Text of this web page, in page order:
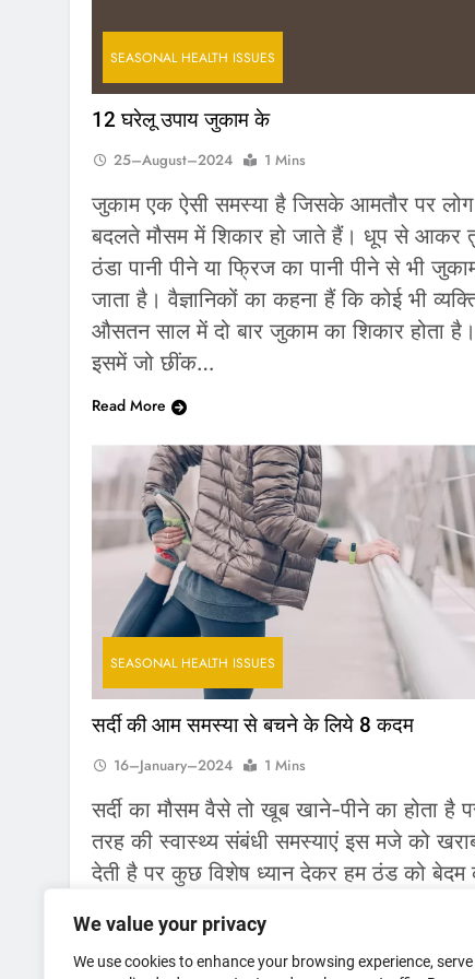
We value your privacy
We use cookies to enhance your browsing experience, serve
SEASONAL HEALTH ISSUES
12 घरेलू उपाय जुकाम के
25–August–2024 1 Mins
जुकाम एक ऐसी समस्या है जिसके आमतौर पर लोग
बदलते मौसम में शिकार हो जाते हैं। धूप से आकर
ठंडा पानी पीने या फ्रिज का पानी पीने से भी
जाता है। वैज्ञानिकों का कहना हैं कि कोई भी
औसतन साल में दो बार जुकाम का शिकार होता है।
इसमें जो छींक…
Read More
SEASONAL HEALTH ISSUES
सर्दी की आम समस्या से बचने के लिये 8 कदम
16–January–2024 1 Mins
सर्दी का मौसम वैसे तो खूब खाने-पीने का होता है
तरह की स्वास्थ्य संबंधी समस्याएं इस मजे को
देती है पर कुछ विशेष ध्यान देकर हम ठंड को बेदम
समस्याएं हैं जुकाम, खांसी, बुखार, त्वचा का
निमोनिया,…